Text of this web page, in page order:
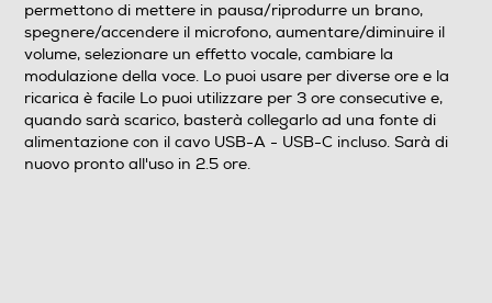
permettono di mettere in pausa/riprodurre un brano,
spegnere/accendere il microfono, aumentare/diminuire il
volume, selezionare un effetto vocale, cambiare la
modulazione della voce. Lo puoi usare per diverse ore e la
ricarica è facile Lo puoi utilizzare per 3 ore consecutive e,
quando sarà scarico, basterà collegarlo ad una fonte di
alimentazione con il cavo USB-A - USB-C incluso. Sarà di
nuovo pronto all'uso in 2.5 ore.